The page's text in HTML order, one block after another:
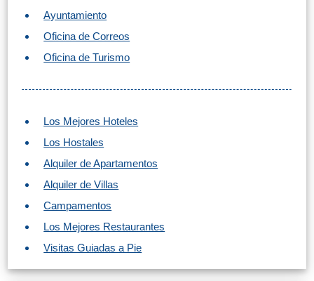
Ayuntamiento
Oficina de Correos
Oficina de Turismo
Los Mejores Hoteles
Los Hostales
Alquiler de Apartamentos
Alquiler de Villas
Campamentos
Los Mejores Restaurantes
Visitas Guiadas a Pie